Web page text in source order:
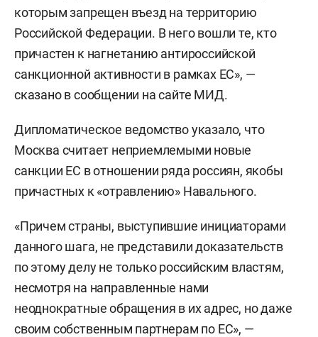
которым запрещен въезд на территорию
Российской Федерации. В него вошли те, кто
причастен к нагнетанию антироссийской
санкционной активности в рамках ЕС», —
сказано в сообщении на сайте МИД.
Дипломатическое ведомство указало, что
Москва считает неприемлемыми новые
санкции ЕС в отношении ряда россиян, якобы
причастных к «отравлению» Навального.
«Причем страны, выступившие инициаторами
данного шага, не представили доказательств
по этому делу не только российским властям,
несмотря на направленные нами
неоднократные обращения в их адрес, но даже
своим собственным партнерам по ЕС», —